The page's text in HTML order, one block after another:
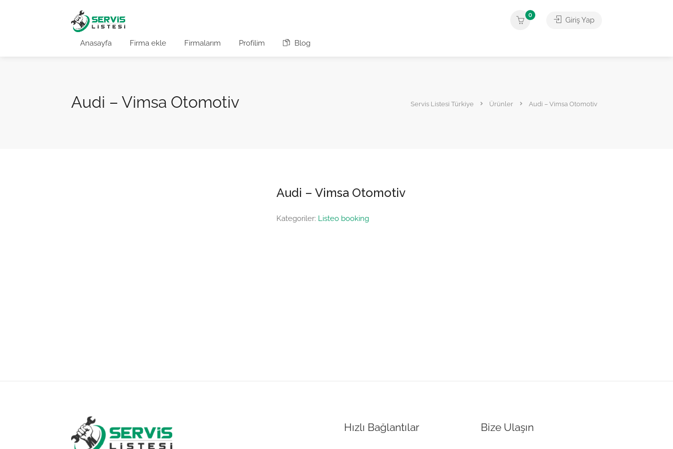
Anasayfa Firma ekle Firmalarım Profilim Blog
0
Giriş Yap
Audi – Vimsa Otomotiv Servis Listesi Türkiye Ürünler Audi – Vimsa Otomotiv
Audi – Vimsa Otomotiv
Kategoriler: Listeo booking
Hızlı Bağlantılar Bize Ulaşın